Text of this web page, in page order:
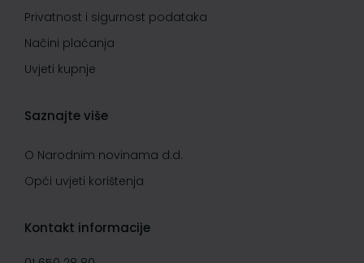
Privatnost i sigurnost podataka
Načini plaćanja
Uvjeti kupnje
Saznajte više
O Narodnim novinama d.d.
Opći uvjeti korištenja
Kontakt informacije